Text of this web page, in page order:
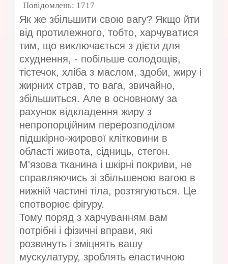
Повідомлень: 1717
Як же збільшити свою вагу? Якщо йти
від протилежного, тобто, харчуватися
тим, що виключається з дієти для
схуднення, - побільше солодощів,
тістечок, хліба з маслом, здоби, жиру і
жирних страв, то вага, звичайно,
збільшиться. Але в основному за
рахунок відкладення жиру з
непропорційним перерозподілом
підшкірно-жирової клітковини в
області живота, сідниць, стегон.
М'язова тканина і шкірні покриви, не
справляючись зі збільшеною вагою в
нижній частині тіла, розтягуються. Це
спотворює фігуру.
Тому поряд з харчуванням вам
потрібні і фізичні вправи, які
розвинуть і зміцнять вашу
мускулатуру, зроблять еластичною